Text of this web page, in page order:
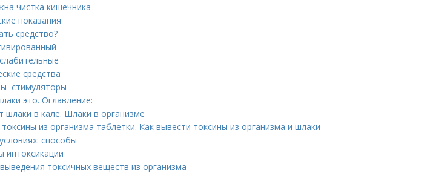
чистка кишечника
показания
средство?
средства
это. Оглавление:
шлаки в кале. Шлаки в организме
из организма таблетки. Как вывести токсины из организма и шлаки
способы
интоксикации
токсичных веществ из организма